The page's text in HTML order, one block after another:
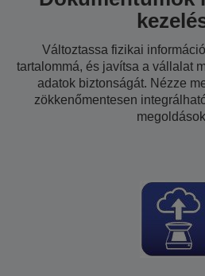
Változtassa fizikai
tartalommá, és javítsa a vállalat
adatok biztonságát. Nézze
zökkenőmentesen